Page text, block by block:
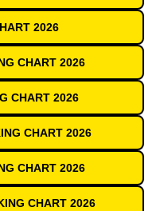
2026
CHART 2026
CHART 2026
CHART 2026
CHART 2026
CHART 2026